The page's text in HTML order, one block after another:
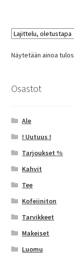
Näytetään ainoa tulos
Osastot
Ale
! Uutuus !
Tarjoukset %
Kahvit
Tee
Kofeiiniton
Tarvikkeet
Makeiset
Luomu